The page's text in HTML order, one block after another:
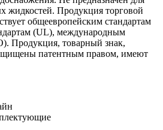
жидкостей. Продукция торговой
общеевропейским стандартам
(UL), международным
Продукция, товарный знак,
патентным правом, имеют